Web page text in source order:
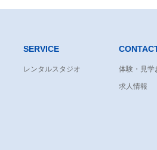
SERVICE
レンタルスタジオ 体験・見学
求人情報